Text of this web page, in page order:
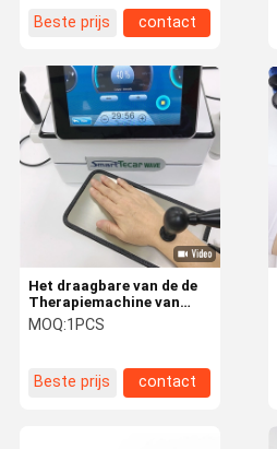
Beste prijs
contact
Het draagbare van de de
Therapiemachine van
448K Tecar Materiaal van
de de Schokgolftherapie
MOQ:1PCS
Beste prijs contact